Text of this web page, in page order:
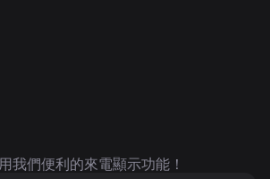
我們便利的來電顯示功能！